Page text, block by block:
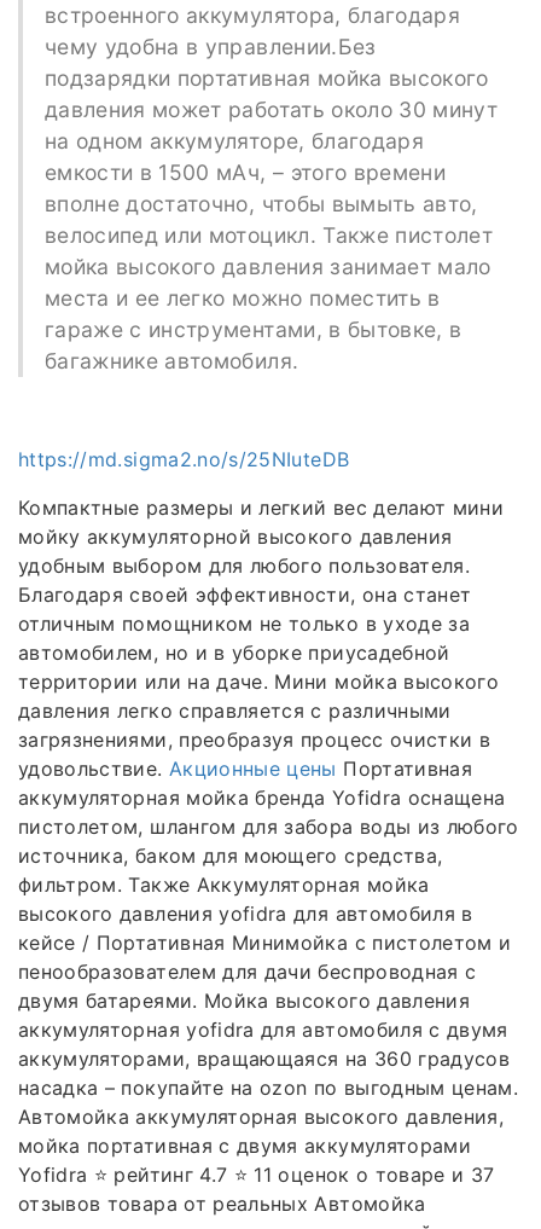
встроенного аккумулятора, благодаря
чему удобна в управлении.Без
подзарядки портативная мойка высокого
давления может работать около 30 минут
на одном аккумуляторе, благодаря
емкости в 1500 мАч, – этого времени
вполне достаточно, чтобы вымыть авто,
велосипед или мотоцикл. Также пистолет
мойка высокого давления занимает мало
места и ее легко можно поместить в
гараже с инструментами, в бытовке, в
багажнике автомобиля.
https://md.sigma2.no/s/25NIuteDB
Компактные размеры и легкий вес делают мини
мойку аккумуляторной высокого давления
удобным выбором для любого пользователя.
Благодаря своей эффективности, она станет
отличным помощником не только в уходе за
автомобилем, но и в уборке приусадебной
территории или на даче. Мини мойка высокого
давления легко справляется с различными
загрязнениями, преобразуя процесс очистки в
удовольствие. Акционные цены Портативная
аккумуляторная мойка бренда Yofidra оснащена
пистолетом, шлангом для забора воды из любого
источника, баком для моющего средства,
фильтром. Также Аккумуляторная мойка
высокого давления yofidra для автомобиля в
кейсе / Портативная Минимойка с пистолетом и
пенообразователем для дачи беспроводная с
двумя батареями. Мойка высокого давления
аккумуляторная yofidra для автомобиля с двумя
аккумуляторами, вращающаяся на 360 градусов
насадка – покупайте на ozon по выгодным ценам.
Автомойка аккумуляторная высокого давления,
мойка портативная с двумя аккумуляторами
Yofidra ⭐️ рейтинг 4.7 ⭐️ 11 оценок о товаре и 37
отзывов товара от реальных Автомойка